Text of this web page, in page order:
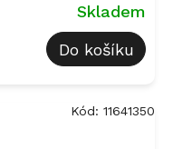
Skladem
Do košíku
Kód: 11641350